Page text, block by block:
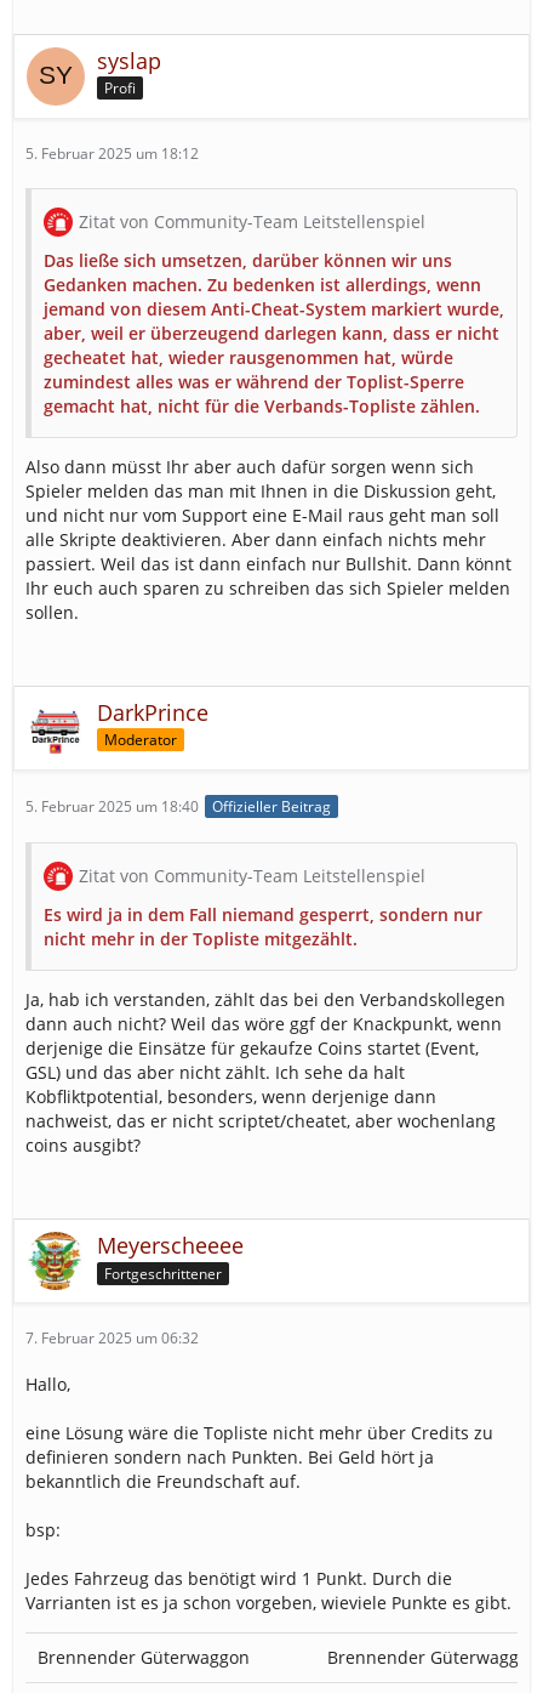
syslap
Profi
5. Februar 2025 um 18:12
Zitat von Community-Team Leitstellenspiel
Das ließe sich umsetzen, darüber können wir uns
Gedanken machen. Zu bedenken ist allerdings, wenn
jemand von diesem Anti-Cheat-System markiert wurde,
aber, weil er überzeugend darlegen kann, dass er nicht
gecheatet hat, wieder rausgenommen hat, würde
zumindest alles was er während der Toplist-Sperre
gemacht hat, nicht für die Verbands-Topliste zählen.
Also dann müsst Ihr aber auch dafür sorgen wenn sich
Spieler melden das man mit Ihnen in die Diskussion geht,
und nicht nur vom Support eine E-Mail raus geht man soll
alle Skripte deaktivieren. Aber dann einfach nichts mehr
passiert. Weil das ist dann einfach nur Bullshit. Dann könnt
Ihr euch auch sparen zu schreiben das sich Spieler melden
sollen.
DarkPrince
Moderator
5. Februar 2025 um 18:40 Offizieller Beitrag
Zitat von Community-Team Leitstellenspiel
Es wird ja in dem Fall niemand gesperrt, sondern nur
nicht mehr in der Topliste mitgezählt.
Ja, hab ich verstanden, zählt das bei den Verbandskollegen
dann auch nicht? Weil das wöre ggf der Knackpunkt, wenn
derjenige die Einsätze für gekaufze Coins startet (Event,
GSL) und das aber nicht zählt. Ich sehe da halt
Kobfliktpotential, besonders, wenn derjenige dann
nachweist, das er nicht scriptet/cheatet, aber wochenlang
coins ausgibt?
Meyerscheeee
Fortgeschrittener
7. Februar 2025 um 06:32
Hallo,
eine Lösung wäre die Topliste nicht mehr über Credits zu
definieren sondern nach Punkten. Bei Geld hört ja
bekanntlich die Freundschaft auf.
bsp:
Jedes Fahrzeug das benötigt wird 1 Punkt. Durch die
Varrianten ist es ja schon vorgeben, wieviele Punkte es gibt.
Brennender Güterwaggon Brennender Güterwaggon